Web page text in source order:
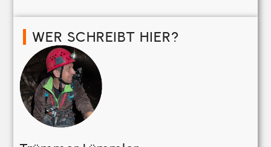
WER SCHREIBT HIER?